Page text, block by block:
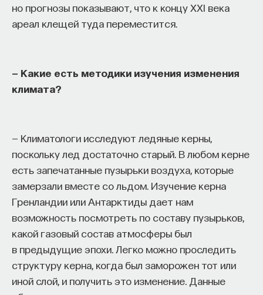
но прогнозы показывают, что к концу XXI века
ареал клещей туда переместится.
— Какие есть методики изучения изменения
климата?
— Климатологи исследуют ледяные керны,
поскольку лед достаточно старый. В любом керне
есть запечатанные пузырьки воздуха, которые
замерзали вместе со льдом. Изучение керна
Гренландии или Антарктиды дает нам
возможность посмотреть по составу пузырьков,
какой газовый состав атмосферы был
в предыдущие эпохи. Легко можно проследить
структуру керна, когда был заморожен тот или
иной слой, и получить это изменение. Данные